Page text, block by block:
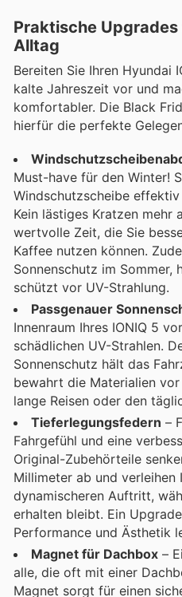
Praktische
Alltag
Bereiten Sie Ihren Hyundai
kalte Jahreszeit vor und
komfortabler. Die Black
hierfür die perfekte
Must-have für den Winter!
Windschutzscheibe
Kein lästiges Kratzen mehr
wertvolle Zeit, die Sie
Kaffee nutzen können.
Sonnenschutz im Sommer,
schützt vor UV-Strahlung.
Passgenauer
Innenraum Ihres IONIQ 5
schädlichen UV-Strahlen.
Sonnenschutz hält das
bewahrt die Materialien
lange Reisen oder den
Tieferlegungsfedern –
Fahrgefühl und eine
Original-Zubehörteile
Millimeter ab und verleihen
dynamischeren Auftritt,
erhalten bleibt. Ein
Performance und Ästhetik
Magnet für Dachbox –
alle, die oft mit einer
Magnet sorgt für einen